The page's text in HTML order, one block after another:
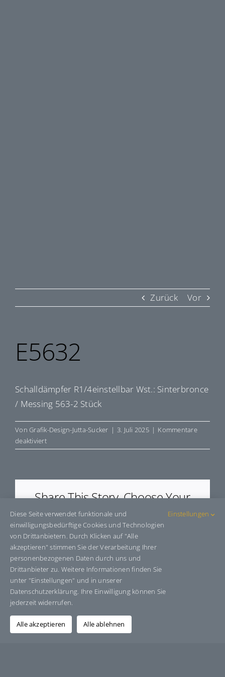
Zurück Vor
E5632
Schalldämpfer R1/4einstellbar Wst.: Sinterbronce
/ Messing 563-2 Stück
VonGrafik-Design-Jutta-Sucker | 3. Juli 2025 | Kommentare
deaktiviertfür
E5632
Share This Story, Choose Your
Platform!
Facebook Bluesky WhatsAppTelegram
E-
Mail
Über den Autor: Grafik-Design-Jutta-Sucker
Diese Seite verwendet funktionale und
einwilligungsbedürftige Cookies und Technologien
von Drittanbietern. Durch Klicken auf "Alle
akzeptieren" stimmen Sie der Verarbeitung Ihrer
personenbezogenen Daten durch uns und
Drittanbieter zu. Weitere Informationen finden Sie
unter "Einstellungen" und in unserer
Datenschutzerklärung. Ihre Einwilligung können Sie
jederzeit widerrufen.
Einstellungen
Alle akzeptieren Alle ablehnen